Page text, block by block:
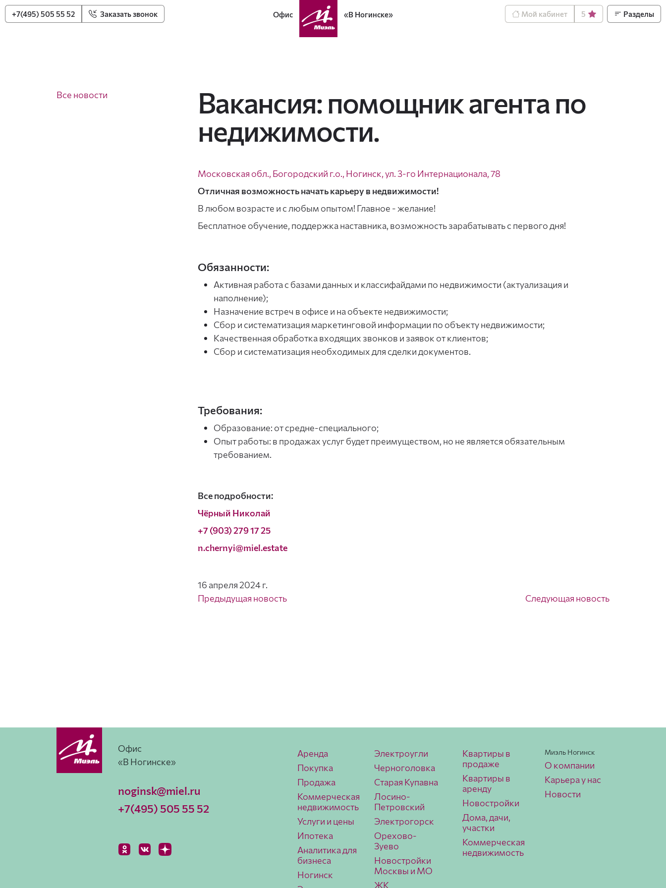
+7(495) 505 55 52 Заказать звонок Мой кабинет 5 Разделы
Офис «В Ногинске»
Все новости
Вакансия: помощник агента по
недижимости.
Московская обл., Богородский г.о., Ногинск, ул. 3-го Интернационала, 78
Отличная возможность начать карьеру в недвижимости!
В любом возрасте и с любым опытом! Главное - желание!
Бесплатное обучение, поддержка наставника, возможность зарабатывать с первого дня!
Обязанности:
Активная работа с базами данных и классифайдами по недвижимости (актуализация и
наполнение);
Назначение встреч в офисе и на объекте недвижимости;
Сбор и систематизация маркетинговой информации по объекту недвижимости;
Качественная обработка входящих звонков и заявок от клиентов;
Сбор и систематизация необходимых для сделки документов.
Требования:
Образование: от средне-специального;
Опыт работы: в продажах услуг будет преимуществом, но не является обязательным
требованием.
Все подробности:
Чёрный Николай
+7 (903) 279 17 25
n.chernyi@miel.estate
16 апреля 2024 г.
Предыдущая новость
Следующая новость
Офис
«В Ногинске»
noginsk@miel.ru
+7(495) 505 55 52
Аренда
Покупка
Продажа
Коммерческая
недвижимость
Услуги и цены
Ипотека
Аналитика для
бизнеса
Ногинск
Электроугли
Черноголовка
Старая Купавна
Лосино-
Петровский
Электрогорск
Орехово-
Зуево
Новостройки
Москвы и МО
ЖК
Квартиры в
продаже
Квартиры в
аренду
Новостройки
Дома, дачи,
участки
Коммерческая
недвижимость
Миэль Ногинск
О компании
Карьера у нас
Новости